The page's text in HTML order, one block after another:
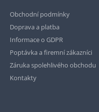
Obchodní podmínky
Doprava a platba
Informace o GDPR
Poptávka a firemní zákazníci
Záruka spolehlivého obchodu
Kontakty